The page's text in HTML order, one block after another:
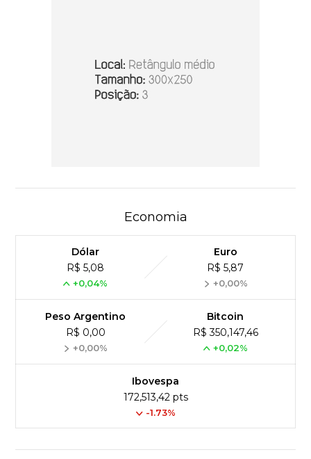
Economia
Dólar
R$ 5,08
+0,04%
Euro
R$ 5,87
+0,00%
Peso Argentino
R$ 0,00
+0,00%
Bitcoin
R$ 350,147,46
+0,02%
Ibovespa
172,513,42 pts
-1.73%